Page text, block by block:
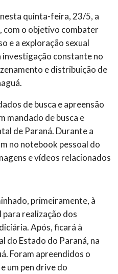
quinta-feira, 23/5, a
com o objetivo combater
e a exploração sexual
constante no
e distribuição de
de busca e apreensão
mandado de busca e
de Paraná. Durante a
no notebook pessoal do
e vídeos relacionados
primeiramente, à
para realização dos
Após, ficará à
do Estado do Paraná, na
Foram apreendidos o
um pen drive do